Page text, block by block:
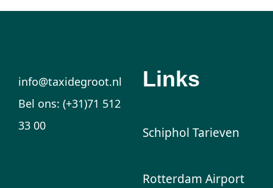
info@taxidegroot.nl
Bel ons: (+31)71 512
33 00
Links
Schiphol Tarieven
Rotterdam Airport